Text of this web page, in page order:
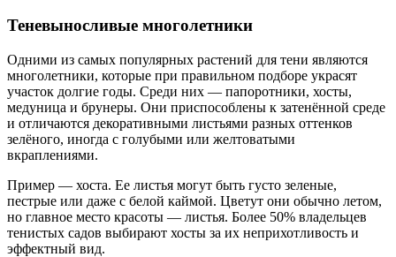
Теневыносливые многолетники
Одними из самых популярных растений для тени являются
многолетники, которые при правильном подборе украсят
участок долгие годы. Среди них — папоротники, хосты,
медуница и брунеры. Они приспособлены к затенённой среде
и отличаются декоративными листьями разных оттенков
зелёного, иногда с голубыми или желтоватыми
вкраплениями.
Пример — хоста. Ее листья могут быть густо зеленые,
пестрые или даже с белой каймой. Цветут они обычно летом,
но главное место красоты — листья. Более 50% владельцев
тенистых садов выбирают хосты за их неприхотливость и
эффектный вид.